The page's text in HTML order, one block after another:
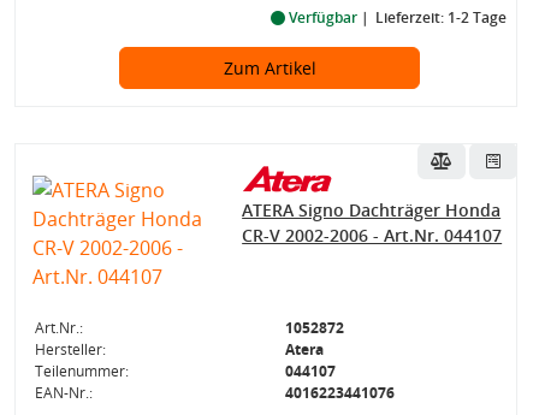
Verfügbar Lieferzeit: 1-2 Tage
Zum Artikel
ATERA Signo Dachträger Honda
CR-V 2002-2006 - Art.Nr. 044107
Art.Nr.:
1052872
Hersteller:
Atera
Teilenummer:
044107
EAN-Nr.:
4016223441076